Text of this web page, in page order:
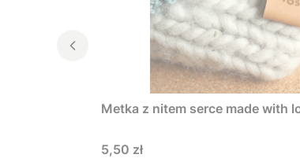
Metka z nitem serce made with
Cena
5,50 zł